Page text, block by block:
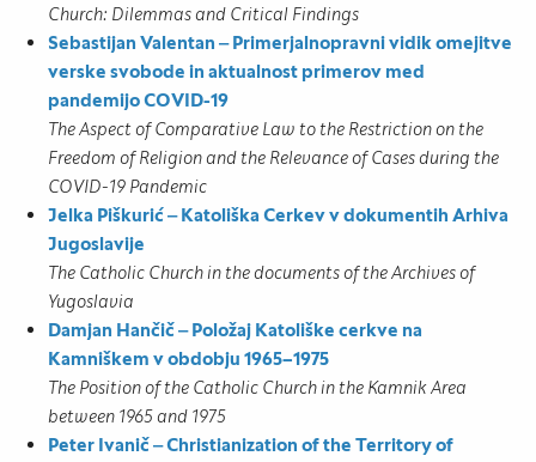
Church: Dilemmas and Critical Findings
Sebastijan Valentan ‒ Primerjalnopravni vidik omejitve
verske svobode in aktualnost primerov med
pandemijo COVID-19
The Aspect of Comparative Law to the Restriction on the
Freedom of Religion and the Relevance of Cases during the
COVID-19 Pandemic
Jelka Piškurić ‒ Katoliška Cerkev v dokumentih Arhiva
Jugoslavije
The Catholic Church in the documents of the Archives of
Yugoslavia
Damjan Hančič ‒ Položaj Katoliške cerkve na
Kamniškem v obdobju 1965–1975
The Position of the Catholic Church in the Kamnik Area
between 1965 and 1975
Peter Ivanič ‒ Christianization of the Territory of